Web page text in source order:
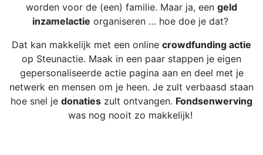
worden voor de (een) familie. Maar ja, een geld
inzamelactie organiseren … hoe doe je dat?
Dat kan makkelijk met een online crowdfunding actie
op Steunactie. Maak in een paar stappen je eigen
gepersonaliseerde actie pagina aan en deel met je
netwerk en mensen om je heen. Je zult verbaasd staan
hoe snel je donaties zult ontvangen. Fondsenwerving
was nog nooit zo makkelijk!